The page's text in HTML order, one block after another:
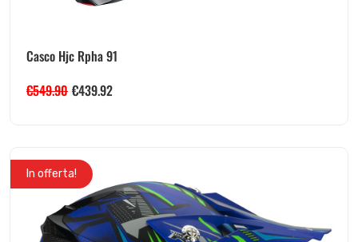
Casco Hjc Rpha 91
€549.90 €439.92
In offerta!